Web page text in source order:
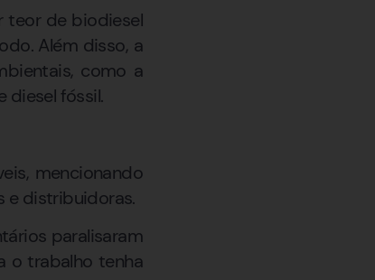
teor de biodiesel
Além disso, a
como a
diesel fóssil.
mencionando
e distribuidoras.
paralisaram
o trabalho tenha